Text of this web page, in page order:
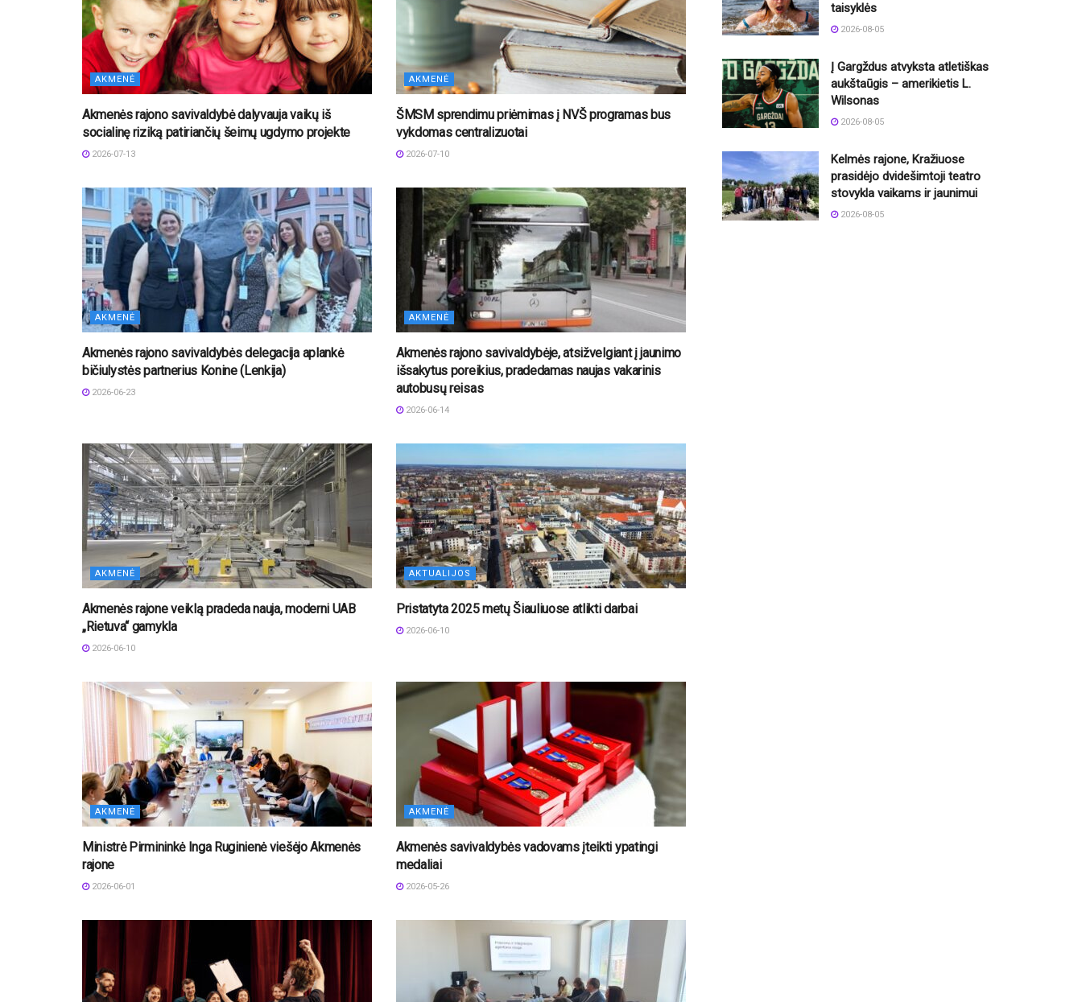
AKMENĖ
Akmenės rajono savivaldybė dalyvauja vaikų iš
socialinę riziką patiriančių šeimų ugdymo projekte
2026-07-13
AKMENĖ
ŠMSM sprendimu priėmimas į NVŠ programas bus
vykdomas centralizuotai
2026-07-10
AKMENĖ
Akmenės rajono savivaldybės delegacija aplankė
bičiulystės partnerius Konine (Lenkija)
2026-06-23
AKMENĖ
Akmenės rajono savivaldybėje, atsižvelgiant į jaunimo
išsakytus poreikius, pradedamas naujas vakarinis
autobusų reisas
2026-06-14
AKMENĖ
Akmenės rajone veiklą pradeda nauja, moderni UAB
„Rietuva“ gamykla
2026-06-10
AKTUALIJOS
Pristatyta 2025 metų Šiauliuose atlikti darbai
2026-06-10
AKMENĖ
Ministrė Pirmininkė Inga Ruginienė viešėjo Akmenės
rajone
2026-06-01
AKMENĖ
Akmenės savivaldybės vadovams įteikti ypatingi
medaliai
2026-05-26
taisyklės
2026-08-05
Į Gargždus atvyksta atletiškas
aukštaūgis – amerikietis L.
Wilsonas
2026-08-05
Kelmės rajone, Kražiuose
prasidėjo dvidešimtoji teatro
stovykla vaikams ir jaunimui
2026-08-05